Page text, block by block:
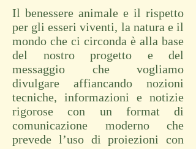
Il benessere animale e il rispetto
per gli esseri viventi, la natura e il
mondo che ci circonda è alla base
del nostro progetto e del
messaggio che vogliamo
divulgare affiancando nozioni
tecniche, informazioni e notizie
rigorose con un format di
comunicazione moderno che
prevede l’uso di proiezioni con